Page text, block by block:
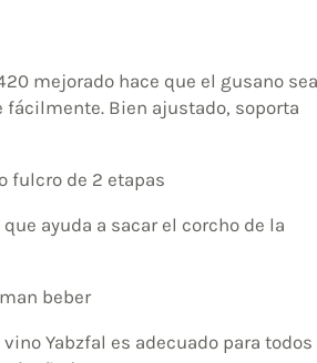
mejorado hace que el gusano sea
fácilmente. Bien ajustado, soporta
fulcro de 2 etapas
ayuda a sacar el corcho de la
beber
Yabzfal es adecuado para todos